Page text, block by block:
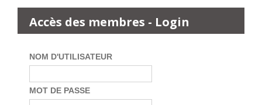
Accès des membres - Login
NOM D'UTILISATEUR
MOT DE PASSE